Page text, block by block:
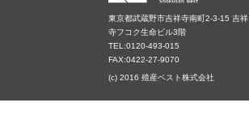
東京都武蔵野市吉祥寺南町2-3-15 吉祥
寺フコク生命ビル3階
TEL:0120-493-015
FAX:0422-27-9070
(c) 2016 殖産ベスト株式会社